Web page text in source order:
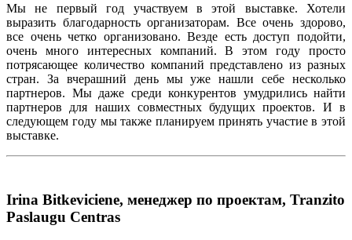
Мы не первый год участвуемвэтой выставке. Хотели
выразить благодарность организаторам. Все очень здорово,
все очень четко организовано.Везде есть доступ подойти,
очень
много интересных компаний. Вэтом году
просто
потрясающее количество компаний представлено из разных
стран. За вчерашний день мы уже нашли себе несколько
партнеров. Мы даже среди конкурентов умудрились найти
партнеров
для наших совместных будущих проектов. И в
следующем году мы также планируем принять участиев этой
выставке.
Irina Bitkeviciene, менеджер по проектам, Tranzito
Paslaugu Centras